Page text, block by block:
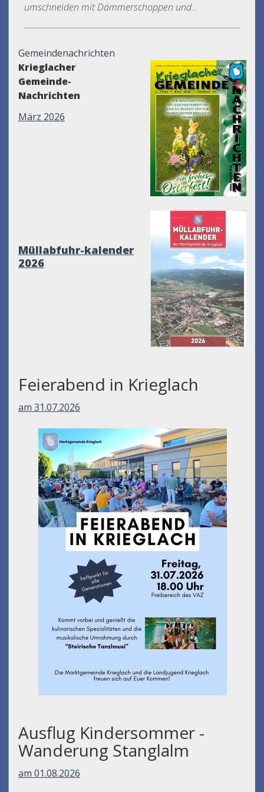
umschneiden mit Dämmerschoppen und...
Gemeindenachrichten
Krieglacher
Gemeinde-
Nachrichten
März 2026
Müllabfuhr-kalender
2026
Feierabend in Krieglach
am 31.07.2026
Ausflug Kindersommer -
Wanderung Stanglalm
am 01.08.2026